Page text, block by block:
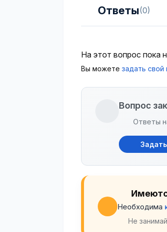
Ответы(0)
На этот вопрос пока
Вы можете задать свой
Вопрос
Ответы
Необходима
Не